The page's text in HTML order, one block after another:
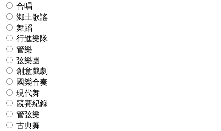
合唱
鄉土歌謠
舞蹈
行進樂隊
管樂
弦樂團
創意戲劇
國樂合奏
現代舞
競賽紀錄
管弦樂
古典舞